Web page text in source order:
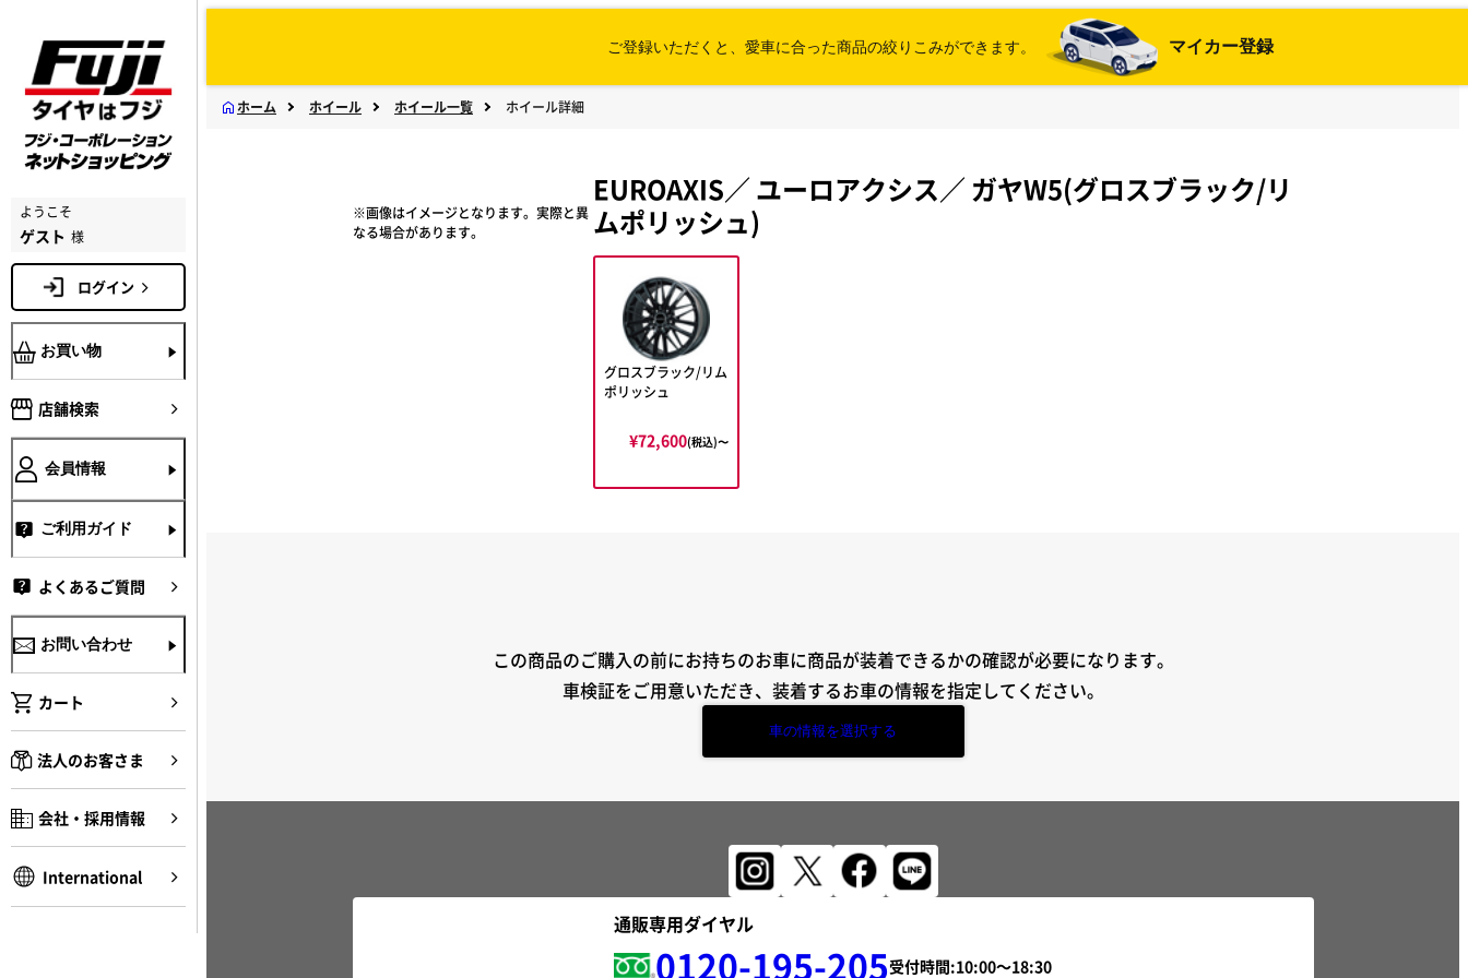
ようこそ
ゲスト 様
ログイン
お買い物
店舗検索
会員情報
ご利用ガイド
よくあるご質問
お問い合わせ
カート
法人のお客さま
会社・採用情報
International
ご登録いただくと、愛車に合った商品の絞りこみができます。 マイカー登録
ホーム ホイール ホイール一覧 ホイール詳細
※画像はイメージとなります。実際と異
なる場合があります。
EUROAXIS／ユーロアクシス／ガヤW5(グロスブラック/リ
ムポリッシュ)
グロスブラック/リム
ポリッシュ
¥72,600(税込)〜
この商品のご購入の前にお持ちのお車に商品が装着できるかの確認が必要になります。
車検証をご用意いただき、装着するお車の情報を指定してください。
車の情報を選択する
通販専用ダイヤル
0120-195-205受付時間: